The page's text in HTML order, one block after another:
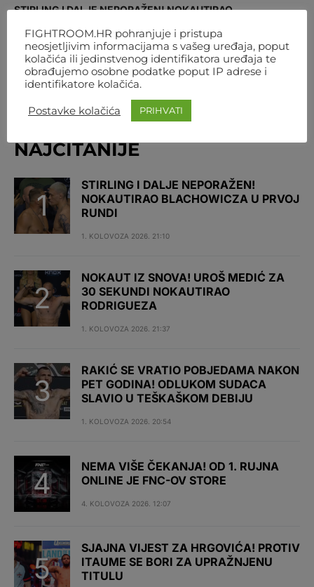
STIRLING I DALJE NEPORAŽEN! NOKAUTIRAO
1. KOLOVOZA 2026. 21:10
INSTAGRAM
NAJČITANIJE
STIRLING I DALJE NEPORAŽEN!
NOKAUTIRAO BLACHOWICZA U PRVOJ
RUNDI
1. KOLOVOZA 2026. 21:10
NOKAUT IZ SNOVA! UROŠ MEDIĆ ZA
30 SEKUNDI NOKAUTIRAO
RODRIGUEZA
1. KOLOVOZA 2026. 21:37
RAKIĆ SE VRATIO POBJEDAMA NAKON
PET GODINA! ODLUKOM SUDACA
SLAVIO U TEŠKAŠKOM DEBIJU
1. KOLOVOZA 2026. 20:54
NEMA VIŠE ČEKANJA! OD 1. RUJNA
ONLINE JE FNC-OV STORE
4. KOLOVOZA 2026. 12:07
SJAJNA VIJEST ZA HRGOVIĆA! PROTIV
ITAUME SE BORI ZA UPRAŽNJENU
TITULU
FIGHTROOM.HR pohranjuje i pristupa
neosjetljivim informacijama s vašeg uređaja, poput
kolačića ili jedinstvenog identifikatora uređaja te
obrađujemo osobne podatke poput IP adrese i
identifikatore kolačića.
Postavke kolačića PRIHVATI